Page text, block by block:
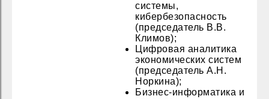
системы,
кибербезопасность
(председатель В.В.
Климов);
Цифровая аналитика
экономических систем
(председатель А.Н.
Норкина);
Бизнес-информатика и